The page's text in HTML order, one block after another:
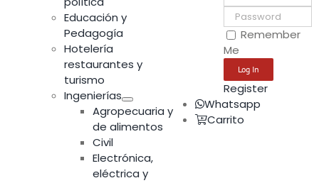
Educación y
Pedagogía
Hotelería
restaurantes y
turismo
Ingenierías
Agropecuaria y
de alimentos
Civil
Electrónica,
eléctrica y
Password:
Remember
Me
Register
Whatsapp
Carrito